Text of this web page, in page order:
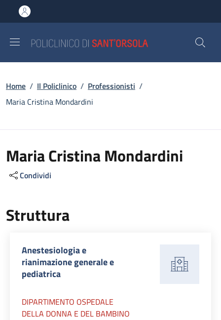
al contenuto principale
to footer content
Briciole di pane
Home / Il Policlinico / Professionisti /
Maria Cristina Mondardini
Maria Cristina Mondardini
Condividi
Struttura
Anestesiologia e
rianimazione generale e
pediatrica
DIPARTIMENTO OSPEDALE
DELLA DONNA E DEL BAMBINO